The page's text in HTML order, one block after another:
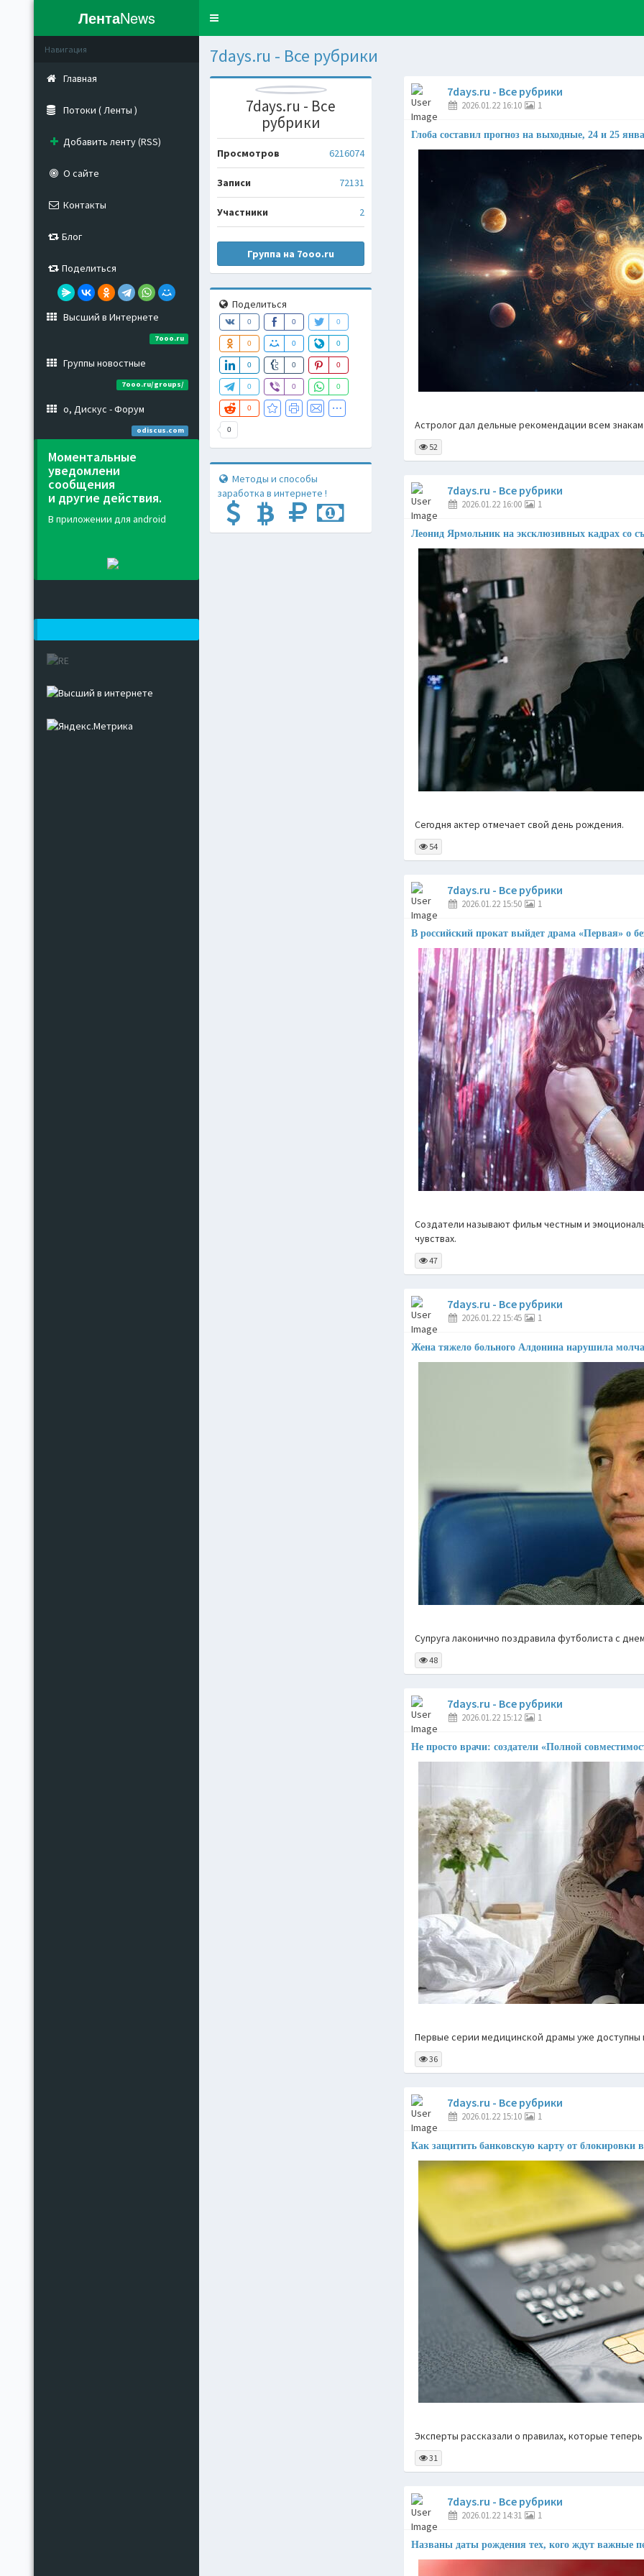
ЛентаNews
Toggle
Навигация
Главная
Потоки ( Ленты )
Добавить ленту (RSS)
О сайте
Контакты
Блог
Поделиться
Высший в Интернете
7ooo.ru
Группы новостные
7ooo.ru/groups/
о, Дискус - Форум
odiscus.com
Моментальные
уведомлени
сообщения
и другие действия.
В приложении для android
7days.ru - Все рубрики
7days.ru - Все
рубрики
Просмотров 6216074
Записи 72131
Участники 2
Группа на 7ooo.ru
Поделиться
0 0 0
0 0 0
0 0 0
0 0 0
0
0
Методы и способы
заработка в интернете !
7days.ru - Все рубрики
2026.01.22 16:10 1
Глоба составил прогноз на выходные, 24 и 25
Астролог дал дельные рекомендации всем
52
7days.ru - Все рубрики
2026.01.22 16:00 1
Леонид Ярмольник на эксклюзивных кадрах со
Сегодня актер отмечает свой день рождения.
54
7days.ru - Все рубрики
2026.01.22 15:50 1
В российский прокат выйдет драма «Первая» о
Создатели называют фильм честным и
чувствах.
47
7days.ru - Все рубрики
2026.01.22 15:45 1
Жена тяжело больного Алдонина нарушила
Супруга лаконично поздравила футболиста с
48
7days.ru - Все рубрики
2026.01.22 15:12 1
Не просто врачи: создатели «Полной
Первые серии медицинской драмы уже доступны в
36
7days.ru - Все рубрики
2026.01.22 15:10 1
Как защитить банковскую карту от блокировки
Эксперты рассказали о правилах, которые
31
7days.ru - Все рубрики
2026.01.22 14:31 1
Названы даты рождения тех, кого ждут важные